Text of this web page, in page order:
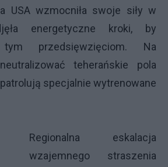
USA wzmocniła swoje siły w
energetyczne kroki, by
tym przedsięwzięciom. Na
teherańskie pola
specjalnie wytrenowane
Regionalna eskalacja
wzajemnego straszenia